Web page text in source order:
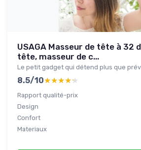
USAGA Masseur de tête à 32
tête, masseur de c...
Le petit gadget qui détend plus que
8.5/10★★★★★
★★★★★
Rapport qualité-prix
Design
Confort
Materiaux